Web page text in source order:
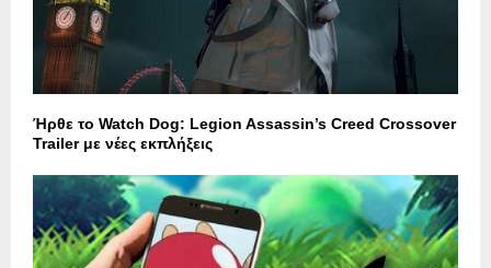
Ήρθε το Watch Dog: Legion Assassin’s Creed Crossover
Trailer με νέες εκπλήξεις